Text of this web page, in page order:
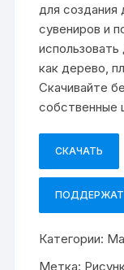
для создания
сувениров и
как дерево,
Скачивайте
собственные
СКАЧАТЬ
Категории:
Метка: